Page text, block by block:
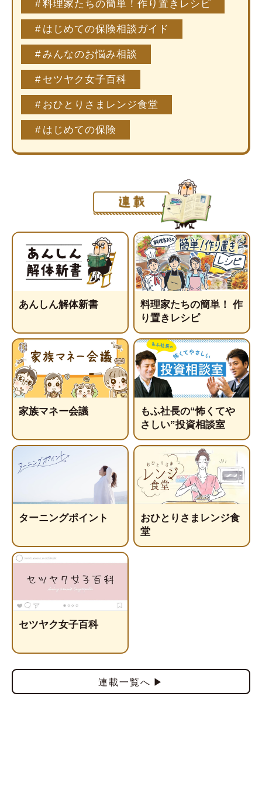
料理家たちの簡単！作り置きレシピ
はじめての保険相談ガイド
みんなのお悩み相談
セツヤク女子百科
おひとりさまレンジ食堂
はじめての保険
あんしん解体新書
料理家たちの簡単！ 作
り置きレシピ
家族マネー会議
もふ社長の“怖くてや
さしい”投資相談室
ターニングポイント
おひとりさまレンジ食
堂
セツヤク女子百科
連載一覧へ